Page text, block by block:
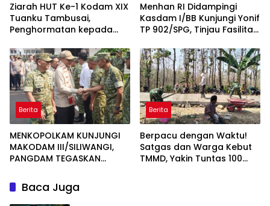
Ziarah HUT Ke-1 Kodam XIX
Tuanku Tambusai,
Penghormatan kepada
Khidmat
Menhan RI Didampingi
Kasdam I/BB Kunjungi Yonif
TP 902/SPG, Tinjau Fasilitas
Berita
MENKOPOLKAM KUNJUNGI
MAKODAM III/SILIWANGI,
PANGDAM TEGASKAN
MENJAGA STABILITAS
NASIONAL
Berita
Berpacu dengan Waktu!
Satgas dan Warga Kebut
TMMD, Yakin Tuntas 100
Baca Juga